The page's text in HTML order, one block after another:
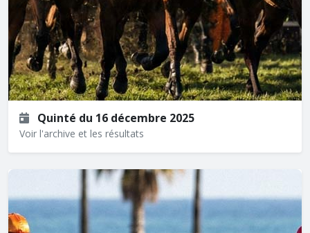
Quinté du 16 décembre 2025
Voir l'archive et les résultats